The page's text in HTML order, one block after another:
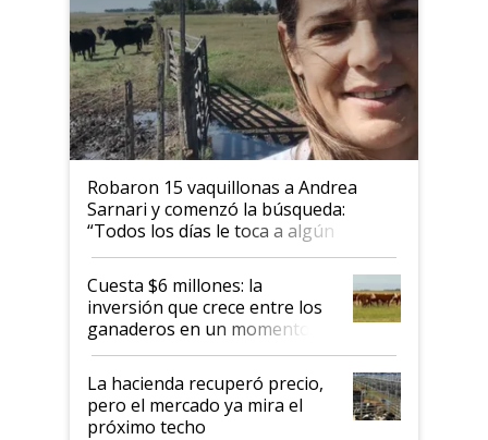
Robaron 15 vaquillonas a Andrea
Sarnari y comenzó la búsqueda:
“Todos los días le toca a algún
productor”
Cuesta $6 millones: la
inversión que crece entre los
ganaderos en un momento
histórico para la actividad
La hacienda recuperó precio,
pero el mercado ya mira el
próximo techo